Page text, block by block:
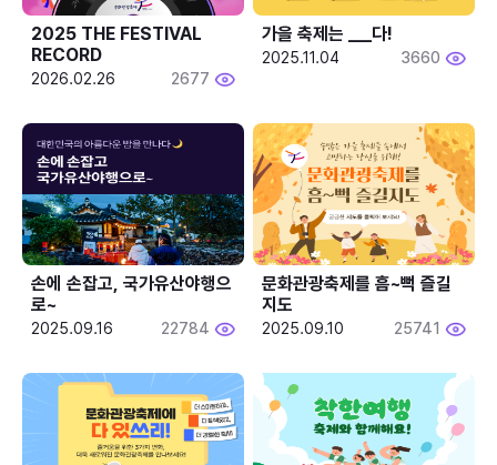
2025 THE FESTIVAL
RECORD
2026.02.26 2677
2025.11.04 3660
손에 손잡고, 국가유산야행으
로~
2025.09.16 22784
문화관광축제를 흠~뻑 즐길
지도
2025.09.10 25741